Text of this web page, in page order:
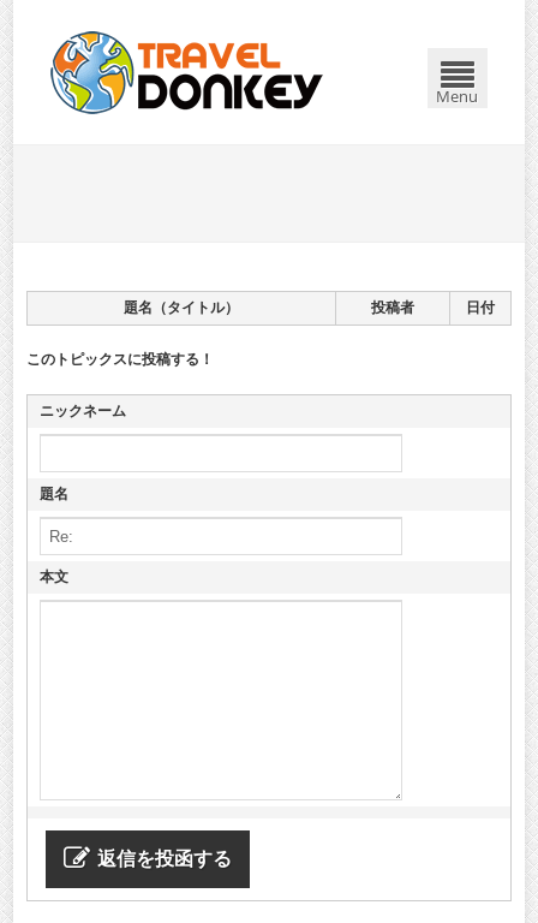
Menu
題名（タイトル） 投稿者 日付
このトピックスに投稿する！
ニックネーム
題名
本文
返信を投函する